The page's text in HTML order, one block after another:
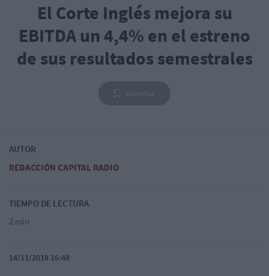
El Corte Inglés mejora su
EBITDA un 4,4% en el estreno
de sus resultados semestrales
AUTOR
REDACCIÓN CAPITAL RADIO
TIEMPO DE LECTURA
2 min
14/11/2018 16:48